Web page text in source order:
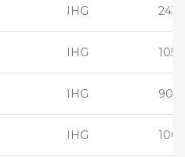
IHG
IHG
IHG
IHG